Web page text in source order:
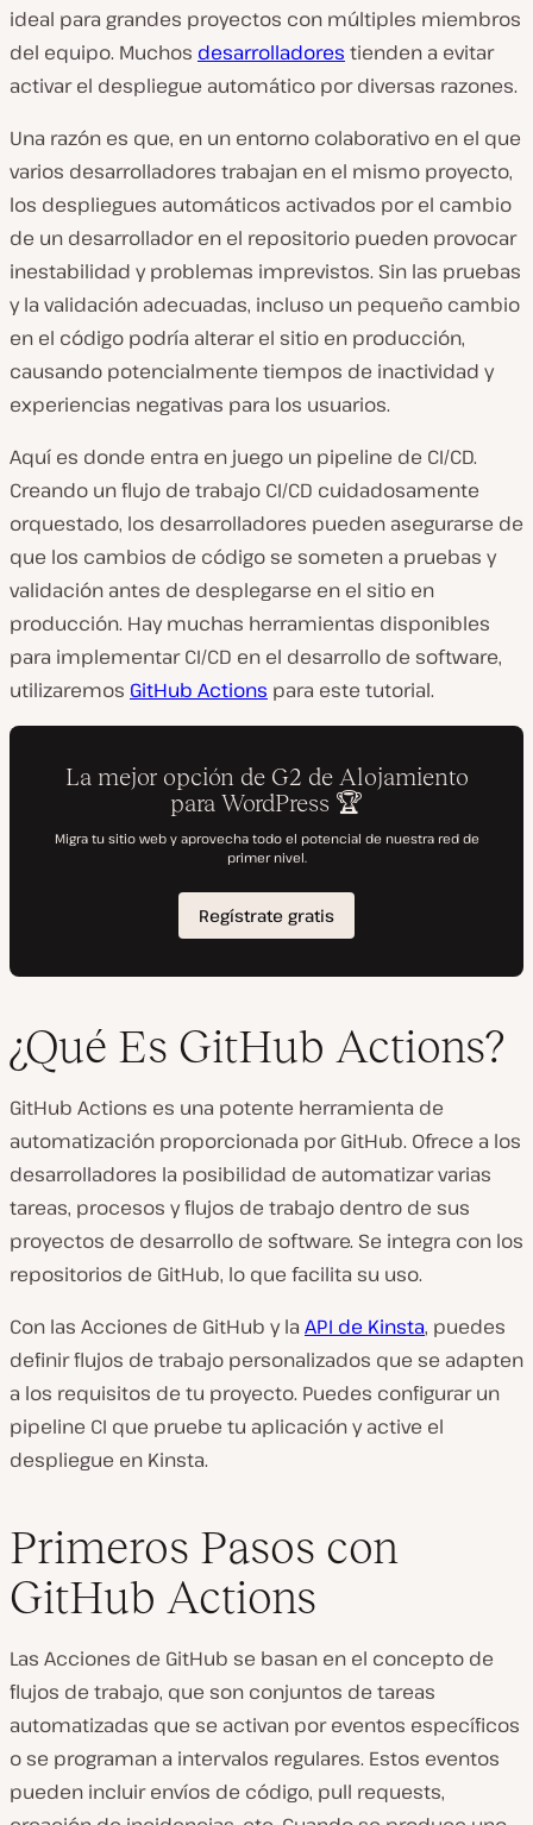
ideal para grandes proyectos con múltiples miembros
del equipo. Muchos desarrolladores tienden a evitar
activar el despliegue automático por diversas razones.
Una razón es que, en un entorno colaborativo en el que
varios desarrolladores trabajan en el mismo proyecto,
los despliegues automáticos activados por el cambio
de un desarrollador en el repositorio pueden provocar
inestabilidad y problemas imprevistos. Sin las pruebas
y la validación adecuadas, incluso un pequeño cambio
en el código podría alterar el sitio en producción,
causando potencialmente tiempos de inactividad y
experiencias negativas para los usuarios.
Aquí es donde entra en juego un pipeline de CI/CD.
Creando un flujo de trabajo CI/CD cuidadosamente
orquestado, los desarrolladores pueden asegurarse de
que los cambios de código se someten a pruebas y
validación antes de desplegarse en el sitio en
producción. Hay muchas herramientas disponibles
para implementar CI/CD en el desarrollo de software,
utilizaremos GitHub Actions para este tutorial.
¿Qué Es GitHub Actions?
GitHub Actions es una potente herramienta de
automatización proporcionada por GitHub. Ofrece a los
desarrolladores la posibilidad de automatizar varias
tareas, procesos y flujos de trabajo dentro de sus
proyectos de desarrollo de software. Se integra con los
repositorios de GitHub, lo que facilita su uso.
Con las Acciones de GitHub y la API de Kinsta, puedes
definir flujos de trabajo personalizados que se adapten
a los requisitos de tu proyecto. Puedes configurar un
pipeline CI que pruebe tu aplicación y active el
despliegue en Kinsta.
Primeros Pasos con
GitHub Actions
Las Acciones de GitHub se basan en el concepto de
flujos de trabajo, que son conjuntos de tareas
automatizadas que se activan por eventos específicos
o se programan a intervalos regulares. Estos eventos
pueden incluir envíos de código, pull requests,